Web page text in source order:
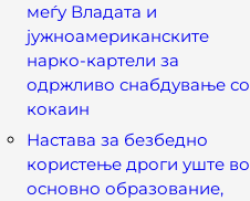
меѓу Владата и
јужноамериканските
нарко-картели за
одржливо снабдување со
кокаин
Настава за безбедно
користење дроги уште во
основно образование,